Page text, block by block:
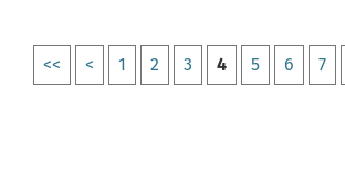
<< < 1 2 3 4 5 6 7